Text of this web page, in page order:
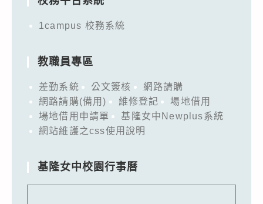
1campus 校務系統
教職員專區
差勤系統 公文簽核
網路請購
網路請購(備用)
維修登記
場地借用
場地借用申請單
基隆女中Newplus系統
網站維護之css使用說明
基隆女中校園行事曆